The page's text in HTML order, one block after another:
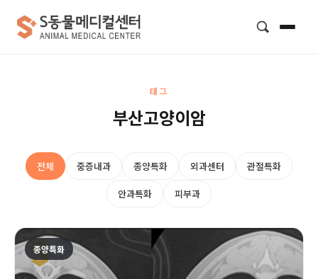
태그
부산고양이암
전체 중증내과 종양특화 외과센터 관절특화
안과특화 피부과
종양특화